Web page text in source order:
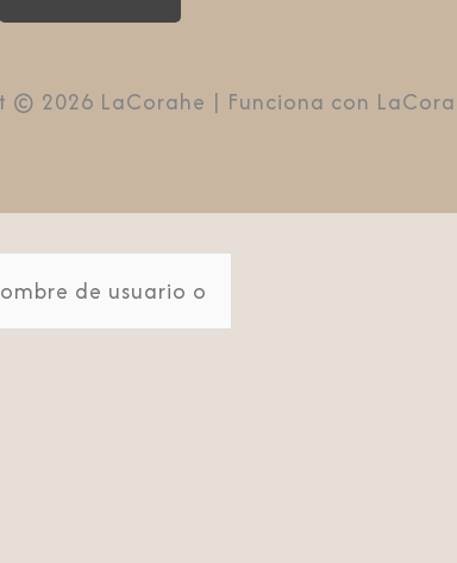
© 2026 LaCorahe | Funciona con